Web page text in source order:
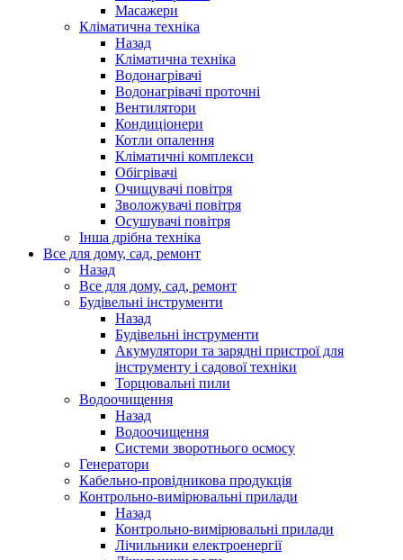
Масажери
Кліматична техніка
Назад
Кліматична техніка
Водонагрівачі
Водонагрівачі проточні
Вентилятори
Кондиціонери
Котли опалення
Кліматичні комплекси
Обігрівачі
Очищувачі повітря
Зволожувачі повітря
Осушувачі повітря
Інша дрібна техніка
Все для дому, сад, ремонт
Назад
Все для дому, сад, ремонт
Будівельні інструменти
Назад
Будівельні інструменти
Акумулятори та зарядні пристрої для
інструменту і садової техніки
Торцювальні пили
Водоочищення
Назад
Водоочищення
Системи зворотнього осмосу
Генератори
Кабельно-провідникова продукція
Контрольно-вимірювальні прилади
Назад
Контрольно-вимірювальні прилади
Лічильники електроенергії